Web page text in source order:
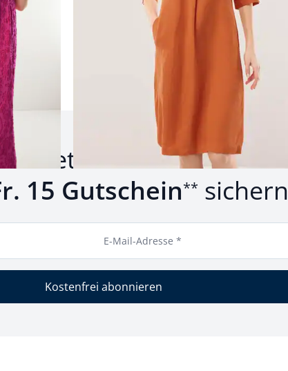
14 von 14.
anmelden und
15 Gutschein** sichern
E-Mail-Adresse *
Kostenfrei abonnieren